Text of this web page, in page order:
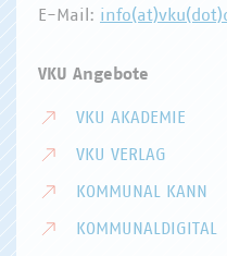
E-Mail:
VKU Angebote
VKU AKADEMIE
VKU VERLAG
KOMMUNAL KANN
KOMMUNALDIGITAL